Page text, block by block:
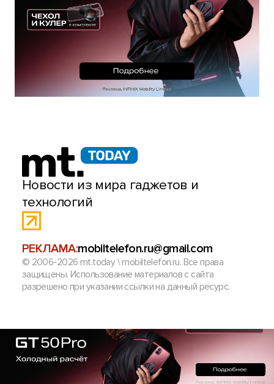
Новости из мира гаджетов и
технологий
РЕКЛАМА:mobiltelefon.ru@gmail.com
© 2006-2026 mt.today \ mobiltelefon.ru. Все права
защищены. Использование материалов с сайта
разрешено при указании ссылки на данный ресурс.